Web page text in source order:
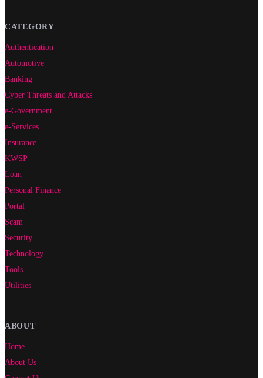
CATEGORY
Authentication
Automotive
Banking
Cyber Threats and Attacks
e-Government
e-Services
Insurance
KWSP
Loan
Personal Finance
Portal
Scam
Security
Technology
Tools
Utilities
ABOUT
Home
About Us